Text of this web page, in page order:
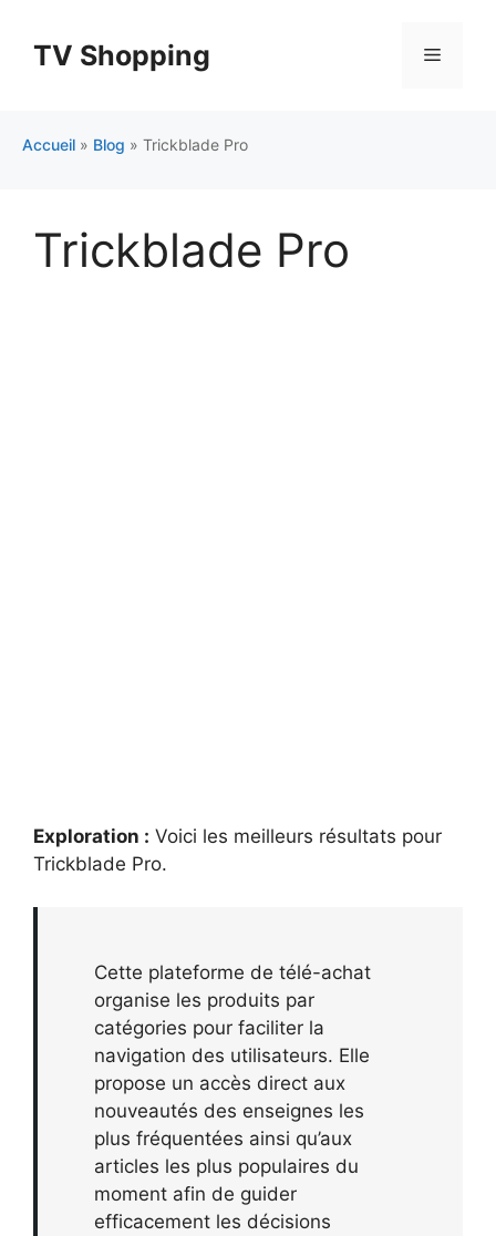
contenuTV Shopping Menu
Accueil » Blog » Trickblade Pro
Trickblade Pro
Exploration : Voici les meilleurs résultats pour
Trickblade Pro.
Cette plateforme de télé-achat
organise les produits par
catégories pour faciliter la
navigation des utilisateurs. Elle
propose un accès direct aux
nouveautés des enseignes les
plus fréquentées ainsi qu’aux
articles les plus populaires du
moment afin de guider
efficacement les décisions